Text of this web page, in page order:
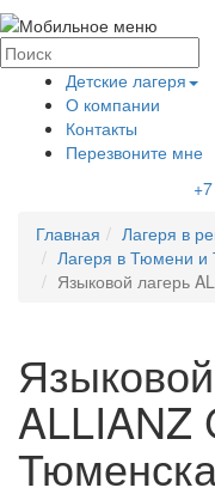
Детские лагеря
О компании
Контакты
Перезвоните мне
Главная
Лагеря в
Лагеря в Тюмени и
Языковой лагерь
ALLIANZ